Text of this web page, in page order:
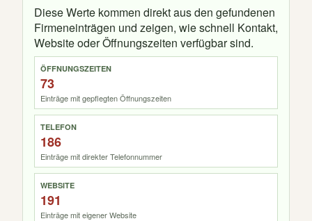
Diese Werte kommen direkt aus den gefundenen
Firmeneinträgen und zeigen, wie schnell Kontakt,
Website oder Öffnungszeiten verfügbar sind.
ÖFFNUNGSZEITEN
73
Einträge mit gepflegten Öffnungszeiten
TELEFON
186
Einträge mit direkter Telefonnummer
WEBSITE
191
Einträge mit eigener Website